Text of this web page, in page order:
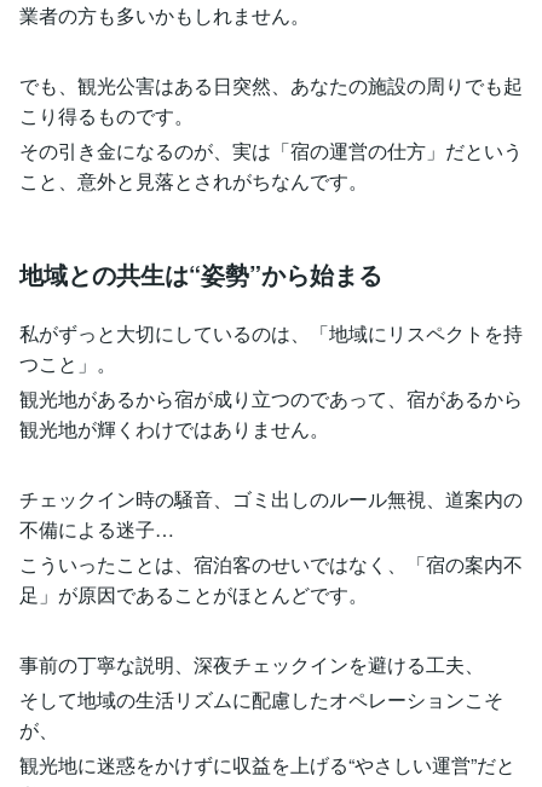
業者の方も多いかもしれません。
でも、観光公害はある日突然、あなたの施設の周りでも起
こり得るものです。
その引き金になるのが、実は「宿の運営の仕方」だという
こと、意外と見落とされがちなんです。
地域との共生は“姿勢”から始まる
私がずっと大切にしているのは、「地域にリスペクトを持
つこと」。
観光地があるから宿が成り立つのであって、宿があるから
観光地が輝くわけではありません。
チェックイン時の騒音、ゴミ出しのルール無視、道案内の
不備による迷子…
こういったことは、宿泊客のせいではなく、「宿の案内不
足」が原因であることがほとんどです。
事前の丁寧な説明、深夜チェックインを避ける工夫、
そして地域の生活リズムに配慮したオペレーションこそ
が、
観光地に迷惑をかけずに収益を上げる“やさしい運営”だと